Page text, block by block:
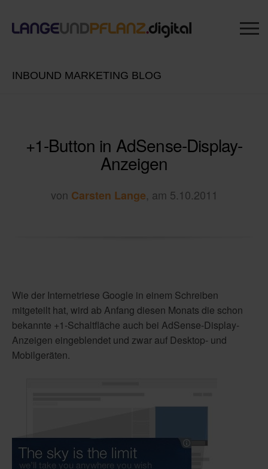
INBOUND MARKETING BLOG
+1-Button in AdSense-Display-
Anzeigen
von Carsten Lange, am 5.10.2011
Wie der Internetriese Google in einem Schreiben
mitgeteilt hat, wird ab Anfang diesen Monats die schon
bekannte +1-Schaltfläche auch bei AdSense-Display-
Anzeigen eingeblendet und zwar auf Desktop- und
Mobilgeräten.